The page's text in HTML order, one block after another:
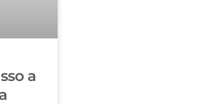
a